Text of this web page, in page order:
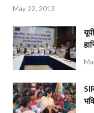
May 22, 2013